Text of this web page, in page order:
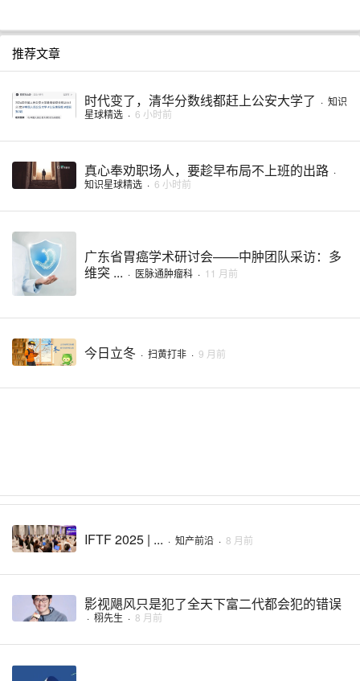
推荐文章
时代变了，清华分数线都赶上公安大学了 · 知识
星球精选 · 6 小时前
真心奉劝职场人，要趁早布局不上班的出路 ·
知识星球精选 · 6 小时前
广东省胃癌学术研讨会——中肿团队采访：多
维突 ... · 医脉通肿瘤科 · 11 月前
今日立冬 · 扫黄打非 · 9 月前
IFTF 2025 | ... · 知产前沿 · 8 月前
影视飓风只是犯了全天下富二代都会犯的错误
· 栩先生 · 8 月前